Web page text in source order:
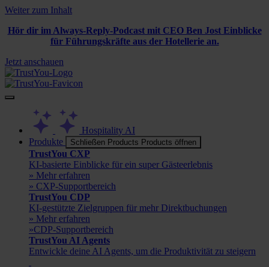
Weiter zum Inhalt
Hör dir im Always-Reply-Podcast mit CEO Ben Jost Einblicke
für Führungskräfte aus der Hotellerie an.
Jetzt anschauen
Hospitality AI
Produkte
Schließen Products Products öffnen
TrustYou CXP
KI-basierte Einblicke für ein super Gästeerlebnis
» Mehr erfahren
» CXP-Supportbereich
TrustYou CDP
KI-gestützte Zielgruppen für mehr Direktbuchungen
» Mehr erfahren
»CDP-Supportbereich
TrustYou AI Agents
Entwickle deine AI Agents, um die Produktivität zu steigern